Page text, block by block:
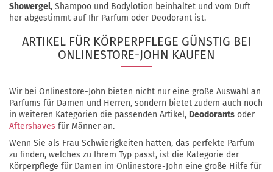
Showergel, Shampoo und Bodylotion beinhaltet und vom Duft
her abgestimmt auf Ihr Parfum oder Deodorant ist.
ARTIKEL FÜR KÖRPERPFLEGE GÜNSTIG BEI
ONLINESTORE-JOHN KAUFEN
Wir bei Onlinestore-John bieten nicht nur eine große Auswahl an
Parfums für Damen und Herren, sondern bietet zudem auch noch
in weiteren Kategorien die passenden Artikel, Deodorants oder
Aftershaves für Männer an.
Wenn Sie als Frau Schwierigkeiten hatten, das perfekte Parfum
zu finden, welches zu Ihrem Typ passt, ist die Kategorie der
Körperpflege für Damen im Onlinestore-John eine große Hilfe für